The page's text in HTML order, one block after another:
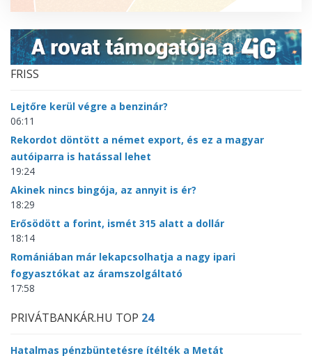
FRISS
Lejtőre kerül végre a benzinár?
06:11
Rekordot döntött a német export, és ez a magyar
autóiparra is hatással lehet
19:24
Akinek nincs bingója, az annyit is ér?
18:29
Erősödött a forint, ismét 315 alatt a dollár
18:14
Romániában már lekapcsolhatja a nagy ipari
fogyasztókat az áramszolgáltató
17:58
PRIVÁTBANKÁR.HU TOP 24
Hatalmas pénzbüntetésre ítélték a Metát